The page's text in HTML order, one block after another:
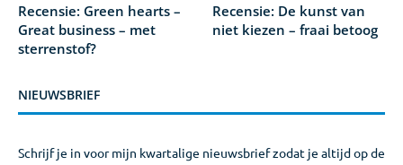
Recensie: Green hearts –
Great business – met
sterrenstof?
Recensie: De kunst van
niet kiezen – fraai betoog
NIEUWSBRIEF
Schrijf je in voor mijn kwartalige nieuwsbrief zodat je altijd op de